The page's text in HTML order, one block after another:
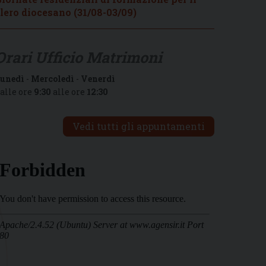
diocesano (31/08-03/09)
- Mercoledì - Venerdì
ore 9:30 alle ore 12:30
Vedi tutti gli appuntamenti